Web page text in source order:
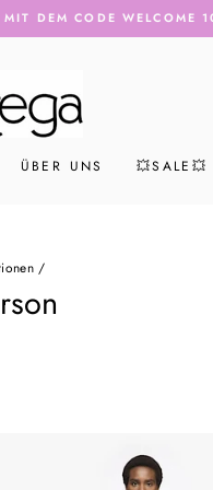
DEM CODE WELCOME
ÜBER UNS 💥SALE💥
/